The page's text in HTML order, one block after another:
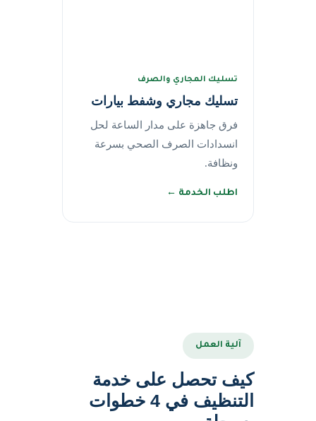
تسليك المجاري والصرف
تسليك مجاري وشفط بيارات
فرق جاهزة على مدار الساعة لحل
انسدادات الصرف الصحي بسرعة
ونظافة.
اطلب الخدمة ←
آلية العمل
كيف تحصل على خدمة
التنظيف في 4 خطوات